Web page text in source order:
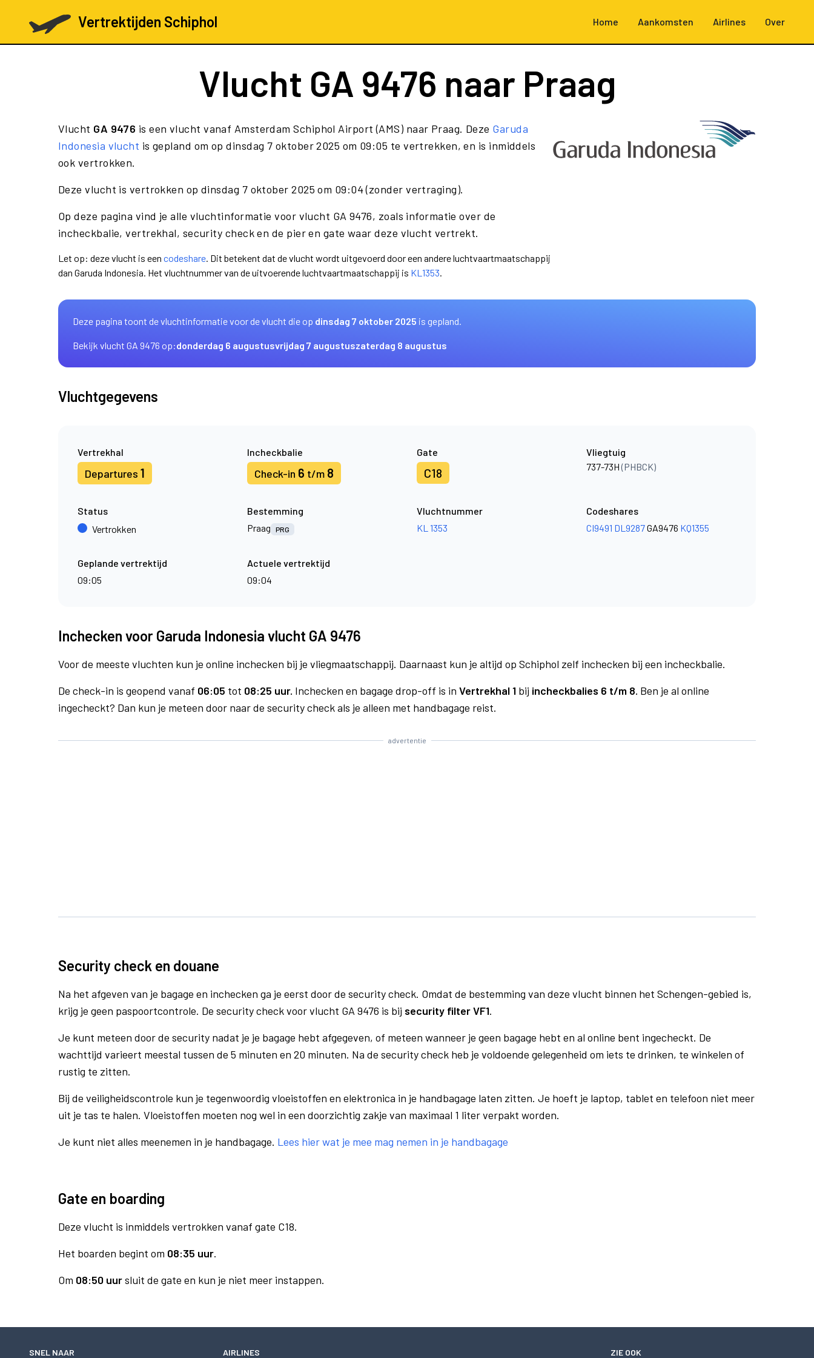
Vertrektijden Schiphol Home Aankomsten Airlines Over
Vlucht GA 9476 naar Praag
Vlucht GA 9476 is een vlucht vanaf Amsterdam Schiphol Airport (AMS) naar Praag. Deze Garuda
Indonesia vlucht is gepland om op dinsdag 7 oktober 2025 om 09:05 te vertrekken, en is inmiddels
ook vertrokken.
Deze vlucht is vertrokken op dinsdag 7 oktober 2025 om 09:04 (zonder vertraging).
Op deze pagina vind je alle vluchtinformatie voor vlucht GA 9476, zoals informatie over de
incheckbalie, vertrekhal, security check en de pier en gate waar deze vlucht vertrekt.
Let op: deze vlucht is een codeshare. Dit betekent dat de vlucht wordt uitgevoerd door een andere luchtvaartmaatschappij
dan Garuda Indonesia. Het vluchtnummer van de uitvoerende luchtvaartmaatschappij is KL1353.
Deze pagina toont de vluchtinformatie voor de vlucht die op dinsdag 7 oktober 2025 is gepland.
Bekijk vlucht GA 9476 op:donderdag 6 augustusvrijdag 7 augustuszaterdag 8 augustus
Vluchtgegevens
Vertrekhal
Departures 1
Incheckbalie
Check-in 6 t/m 8
Gate
C18
Vliegtuig
737-73H(PHBCK)
Status
Vertrokken
Bestemming
Praag
PRG
Vluchtnummer
KL 1353
Codeshares
CI9491 DL9287GA9476 KQ1355
Geplande vertrektijd
09:05
Actuele vertrektijd
09:04
Inchecken voor Garuda Indonesia vlucht GA 9476
Voor de meeste vluchten kun je online inchecken bij je vliegmaatschappij. Daarnaast kun je altijd op Schiphol zelf inchecken bij een incheckbalie.
De check-in is geopend vanaf 06:05 tot 08:25 uur. Inchecken en bagage drop-off is in Vertrekhal 1 bij incheckbalies 6 t/m 8. Ben je al online
ingecheckt? Dan kun je meteen door naar de security check als je alleen met handbagage reist.
advertentie
Security check en douane
Na het afgeven van je bagage en inchecken ga je eerst door de security check. Omdat de bestemming van deze vlucht binnen het Schengen-gebied is,
krijg je geen paspoortcontrole. De security check voor vlucht GA 9476 is bij security filter VF1.
Je kunt meteen door de security nadat je je bagage hebt afgegeven, of meteen wanneer je geen bagage hebt en al online bent ingecheckt. De
wachttijd varieert meestal tussen de 5 minuten en 20 minuten. Na de security check heb je voldoende gelegenheid om iets te drinken, te winkelen of
rustig te zitten.
Bij de veiligheidscontrole kun je tegenwoordig vloeistoffen en elektronica in je handbagage laten zitten. Je hoeft je laptop, tablet en telefoon niet meer
uit je tas te halen. Vloeistoffen moeten nog wel in een doorzichtig zakje van maximaal 1 liter verpakt worden.
Je kunt niet alles meenemen in je handbagage. Lees hier wat je mee mag nemen in je handbagage
Gate en boarding
Deze vlucht is inmiddels vertrokken vanaf gate C18.
Het boarden begint om 08:35 uur.
Om 08:50 uursluit de gate en kun je niet meer instappen.
SNEL NAAR AIRLINES ZIE OOK